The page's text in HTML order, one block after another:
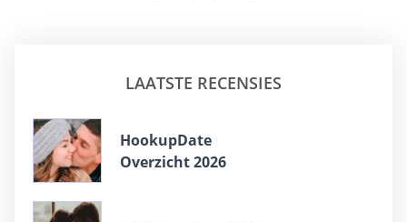
LAATSTE RECENSIES
HookupDate
Overzicht 2026